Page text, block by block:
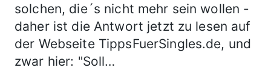
solchen, die´s nicht mehr sein wollen -
daher ist die Antwort jetzt zu lesen auf
der Webseite TippsFuerSingles.de, und
zwar hier: "Soll…